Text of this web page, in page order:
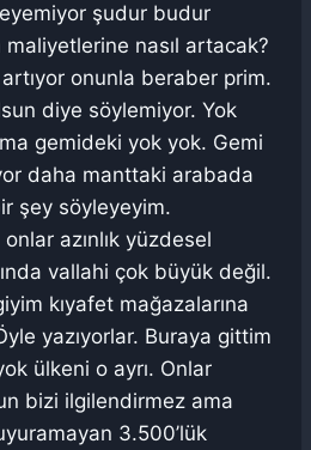
şudur budur
maliyetlerine nasıl artacak?
onunla beraber prim.
diye söylemiyor. Yok
gemideki yok yok. Gemi
daha manttaki arabada
şey söyleyeyim.
azınlık yüzdesel
vallahi çok büyük değil.
kıyafet mağazalarına
yazıyorlar. Buraya gittim
ülkeni o ayrı. Onlar
bizi ilgilendirmez ama
3.500’lük